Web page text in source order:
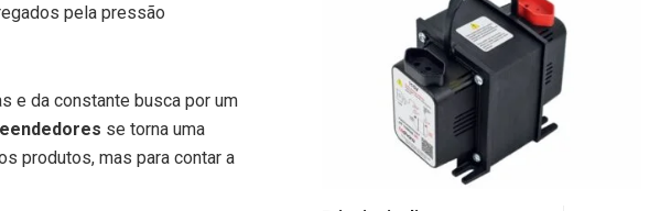
pela pressão
e da constante busca por um
se torna uma
produtos, mas para contar a